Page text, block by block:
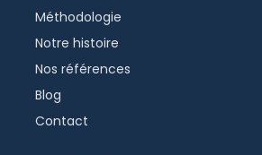
Méthodologie
Notre histoire
Nos références
Blog
Contact